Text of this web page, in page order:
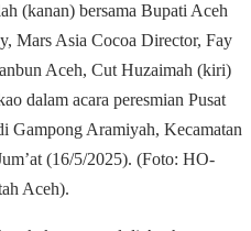
(kanan) bersama Bupati Aceh
Mars Asia Cocoa Director, Fay
Aceh, Cut Huzaimah (kiri)
dalam acara peresmian Pusat
Gampong Aramiyah, Kecamatan
(16/5/2025). (Foto: HO-
Aceh).